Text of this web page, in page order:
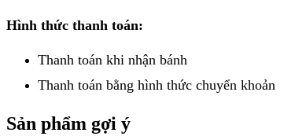
Hình thức thanh toán:
Thanh toán khi nhận bánh
Thanh toán bằng hình thức chuyển khoản
Sản phẩm gợi ý